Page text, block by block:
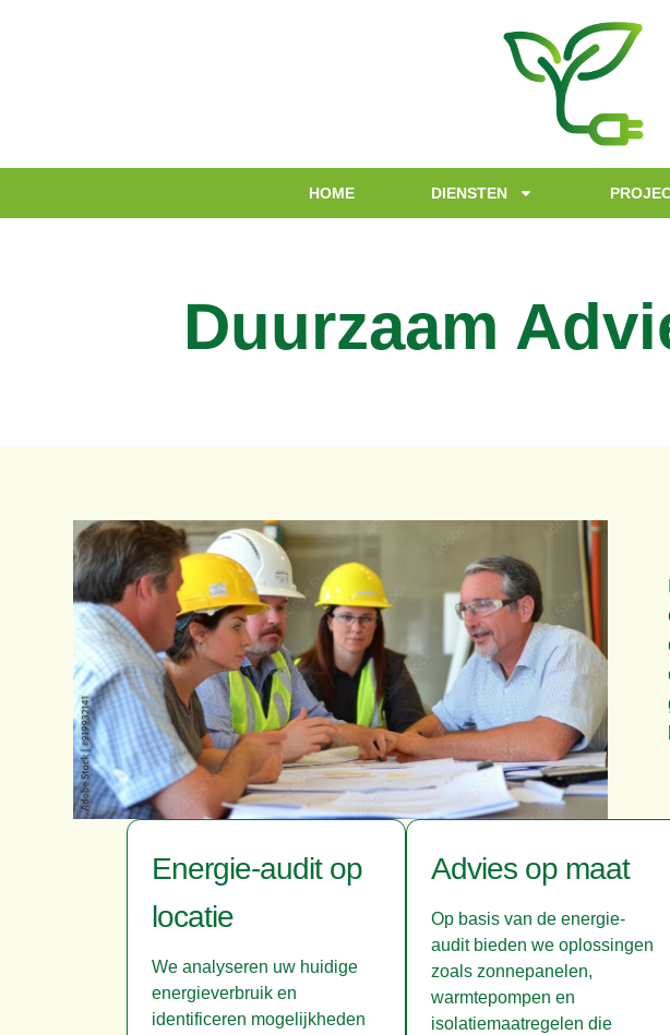
HOME DIENSTEN
Duurzaam
Energie-audit op
locatie
We analyseren uw huidige
energieverbruik en
identificeren mogelijkheden
Advies op maat
Op basis van de energie-
audit bieden we oplossingen
zoals zonnepanelen,
warmtepompen en
isolatiemaatregelen die